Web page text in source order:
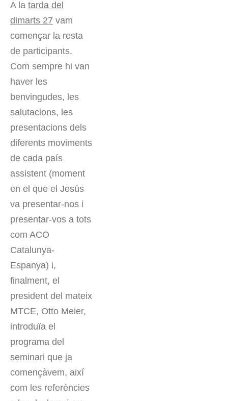
A la tarda del
dimarts 27 vam
començar la resta
de participants.
Com sempre hi van
haver les
benvingudes, les
salutacions, les
presentacions dels
diferents moviments
de cada país
assistent (moment
en el que el Jesús
va presentar-nos i
presentar-vos a tots
com ACO
Catalunya-
Espanya) i,
finalment, el
president del mateix
MTCE, Otto Meier,
introduïa el
programa del
seminari que ja
començàvem, així
com les referències